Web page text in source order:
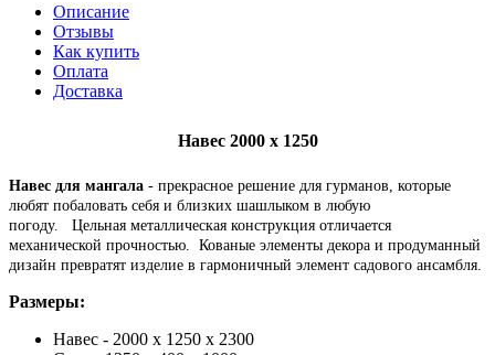
Описание
Отзывы
Как купить
Оплата
Доставка
Навес 2000 х 1250
Навес для мангала - прекрасное решение для гурманов, которые
любят побаловать себя и близких шашлыком в любую
погоду. Цельная металлическая конструкция отличается
механической прочностью. Кованые элементы декора и продуманный
дизайн превратят изделие в гармоничный элемент садового ансамбля.
Размеры:
Навес - 2000 х 1250 х 2300